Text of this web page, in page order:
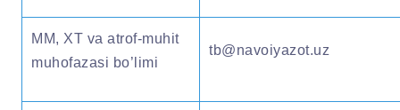
MM, XT va atrof-muhit
muhofazasi bo’limi
tb@navoiyazot.uz